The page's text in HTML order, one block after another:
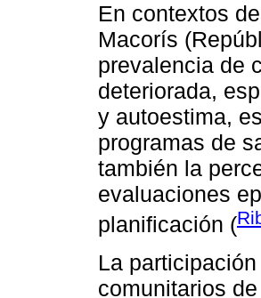
En contextos
Macorís
prevalencia de
deteriorada,
y autoestima,
programas de
también la
evaluaciones
planificación (
La
comunitarios